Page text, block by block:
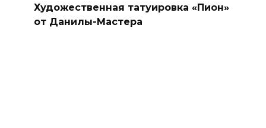
Художественная татуировка «Пион»
от Данилы-Мастера